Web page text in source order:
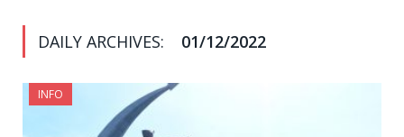
DAILY ARCHIVES: 01/12/2022
INFO